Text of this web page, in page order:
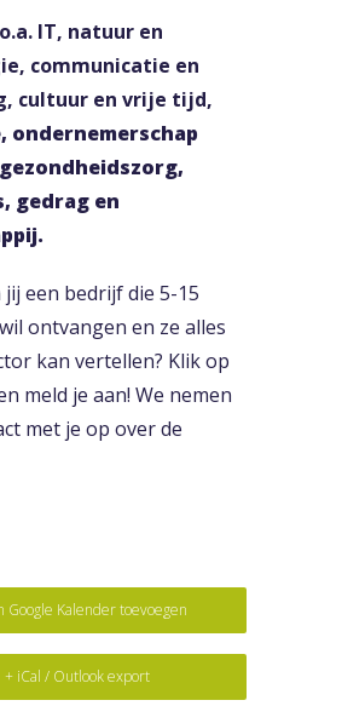
IT, natuur en
communicatie en
cultuur en vrije tijd,
ondernemerschap
gedrag en
een bedrijf die 5-15
ontvangen en ze alles
kan vertellen? Klik op
meld je aan! We nemen
met je op over de
Google Kalender toevoegen
+ iCal / Outlook export